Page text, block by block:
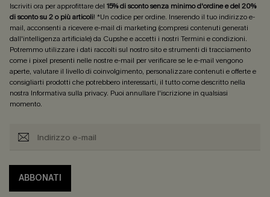
Iscriviti ora per approfittare del 15% di sconto senza minimo d'ordine e del 20%
di sconto su 2 o più articoli! *Un codice per ordine. Inserendo il tuo indirizzo e-
mail, acconsenti a ricevere e-mail di marketing (compresi contenuti generati
dall'intelligenza artificiale) da Cupshe e accetti i nostri Termini e condizioni.
Potremmo utilizzare i dati raccolti sul nostro sito e strumenti di tracciamento
come i pixel presenti nelle nostre e-mail per verificare se le e-mail vengono
aperte, valutare il livello di coinvolgimento, personalizzare contenuti e offerte e
consigliarti prodotti che potrebbero interessarti, il tutto come descritto nella
nostra Informativa sulla privacy. Puoi annullare l'iscrizione in qualsiasi
momento.
ABBONATI